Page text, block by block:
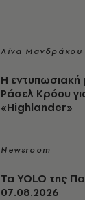
Λίνα Μανδράκου
Η
Ράσελ Κρόου
«Highlander»
Newsroom
Τα YOLO της
07.08.2026